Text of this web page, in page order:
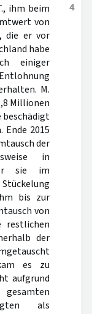
4
ihm beim
von
die er vor
habe
einiger
M.
Millionen
beschädigt
2015
der
in
sie im
bis zur
von
restlichen
der
es zu
aufgrund
als